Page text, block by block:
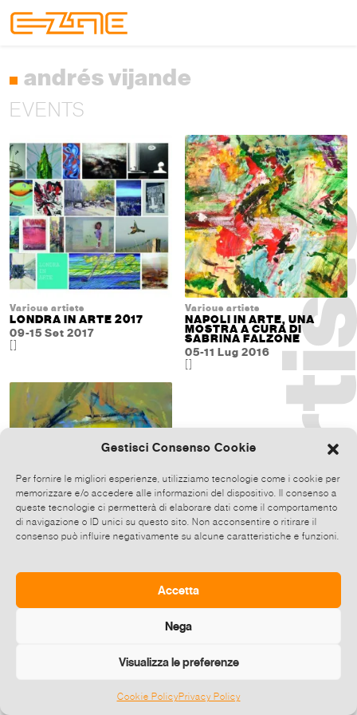
Gestisci Consenso Cookie
Per fornire le migliori esperienze, utilizziamo tecnologie come i cookie per
memorizzare e/o accedere alle informazioni del dispositivo. Il consenso a
queste tecnologie ci permetterà di elaborare dati come il comportamento
di navigazione o ID unici su questo sito. Non acconsentire o ritirare il
consenso può influire negativamente su alcune caratteristiche e funzioni.
Accetta
Nega
Visualizza le preferenze
Cookie PolicyPrivacy Policy
andrés vijande
EVENTS
Various artists
LONDRA IN ARTE 2017
09-15 Set 2017
[]
Various artists
NAPOLI IN ARTE, UNA
MOSTRA A CURA DI
SABRINA FALZONE
05-11 Lug 2016
[]
TAPPA A MILANO
Milano []
©2026 E-zine